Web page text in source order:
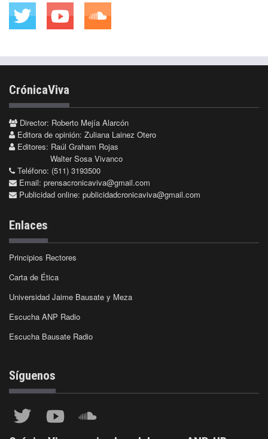
CrónicaViva
Director: Roberto Mejía Alarcón
Editora de opinión: Zuliana Lainez Otero
Editores: Raúl Graham Rojas
Walter Sosa Vivanco
Teléfono: (511) 3193500
Email: prensacronicaviva@gmail.com
Publicidad online: publicidadcronicaviva@gmail.com
Enlaces
Principios Rectores
Carta de Ética
Universidad Jaime Bausate y Meza
Escucha ANP Radio
Escucha Bausate Radio
Síguenos